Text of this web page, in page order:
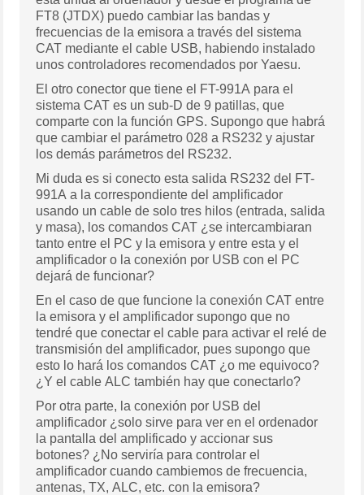
FT8 (JTDX) puedo cambiar las bandas y
frecuencias de la emisora a través del sistema
CAT mediante el cable USB, habiendo instalado
unos controladores recomendados por Yaesu.
El otro conector que tiene el FT-991A para el
sistema CAT es un sub-D de 9 patillas, que
comparte con la función GPS. Supongo que habrá
que cambiar el parámetro 028 a RS232 y ajustar
los demás parámetros del RS232.
Mi duda es si conecto esta salida RS232 del FT-
991A a la correspondiente del amplificador
usando un cable de solo tres hilos (entrada, salida
y masa), los comandos CAT ¿se intercambiaran
tanto entre el PC y la emisora y entre esta y el
amplificador o la conexión por USB con el PC
dejará de funcionar?
En el caso de que funcione la conexión CAT entre
la emisora y el amplificador supongo que no
tendré que conectar el cable para activar el relé de
transmisión del amplificador, pues supongo que
esto lo hará los comandos CAT ¿o me equivoco?
¿Y el cable ALC también hay que conectarlo?
Por otra parte, la conexión por USB del
amplificador ¿solo sirve para ver en el ordenador
la pantalla del amplificado y accionar sus
botones? ¿No serviría para controlar el
amplificador cuando cambiemos de frecuencia,
antenas, TX, ALC, etc. con la emisora?